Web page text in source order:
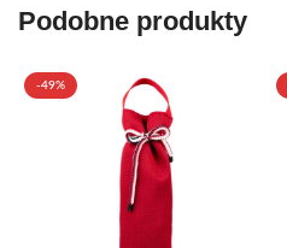
Podobne produkty
-49%